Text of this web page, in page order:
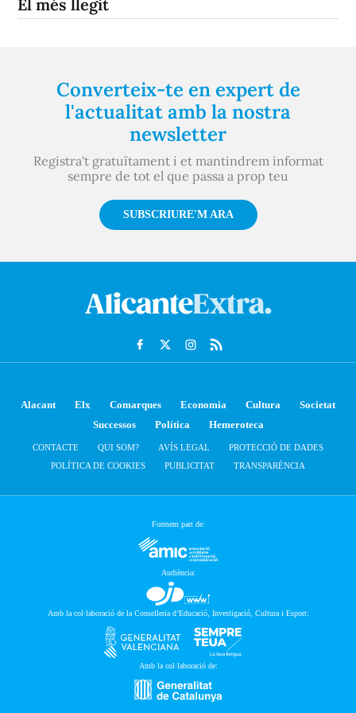
El més llegit
Converteix-te en expert de
l'actualitat amb la nostra
newsletter
Registra't gratuïtament i et mantindrem informat
sempre de tot el que passa a prop teu
SUBSCRIURE'M ARA
Alacant Elx Comarques Economia Cultura
Societat
Successos
Política Hemeroteca
CONTACTE QUI SOM? AVÍS LEGAL
PROTECCIÓ DE DADES
POLÍTICA DE COOKIES
PUBLICITAT TRANSPARÈNCIA
Formem part de:
Audiència:
Amb la col·laboració de la Conselleria d’Educació, Investigació, Cultura i Esport:
Amb la col·laboració de: